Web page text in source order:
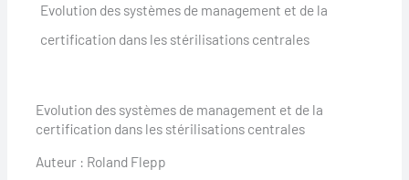
Evolution des systèmes de management et de la
certification dans les stérilisations centrales
Evolution des systèmes de management et de la
certification dans les stérilisations centrales
Auteur : Roland Flepp